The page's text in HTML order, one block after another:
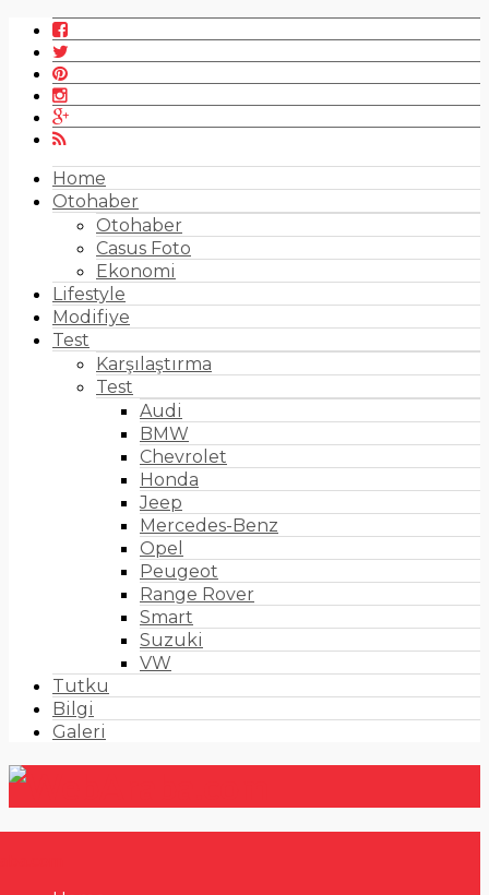
Home
Otohaber
Otohaber
Casus Foto
Ekonomi
Lifestyle
Modifiye
Test
Karşılaştırma
Test
Audi
BMW
Chevrolet
Honda
Jeep
Mercedes-Benz
Opel
Peugeot
Range Rover
Smart
Suzuki
VW
Tutku
Bilgi
Galeri